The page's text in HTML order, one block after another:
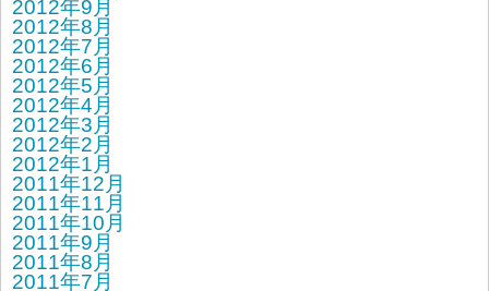
2012年9月
2012年8月
2012年7月
2012年6月
2012年5月
2012年4月
2012年3月
2012年2月
2012年1月
2011年12月
2011年11月
2011年10月
2011年9月
2011年8月
2011年7月